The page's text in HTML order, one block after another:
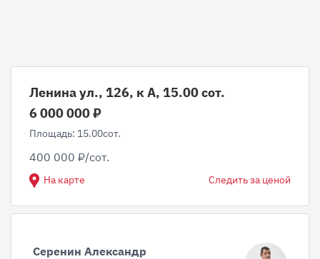
Ленина ул., 126, к А, 15.00 сот.
6 000 000 ₽
Площадь: 15.00сот.
400 000 ₽/сот.
На карте Следить за ценой
Серенин Александр